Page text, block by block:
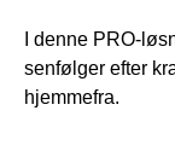
I denne PRO-
senfølger efter
hjemmefra.